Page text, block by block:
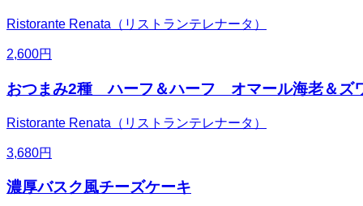
Ristorante Renata（リストランテレナータ）
2,600円
おつまみ2種 ハーフ＆ハーフ オマール海老＆ズ
Ristorante Renata（リストランテレナータ）
3,680円
濃厚バスク風チーズケーキ